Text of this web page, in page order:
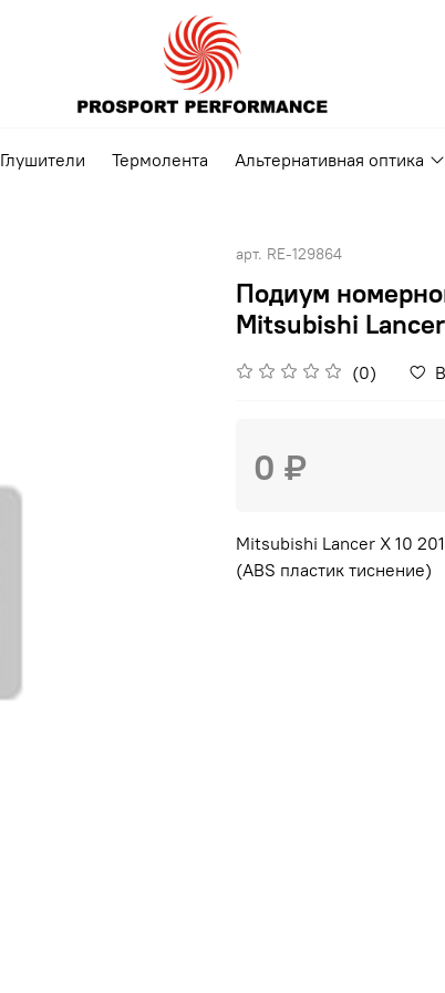
Глушители Термолента Альтернативная оптика
арт. RE-129864
Подиум
Mitsubishi
(0)
0 ₽
Mitsubishi Lancer X 10
(ABS пластик тиснение)